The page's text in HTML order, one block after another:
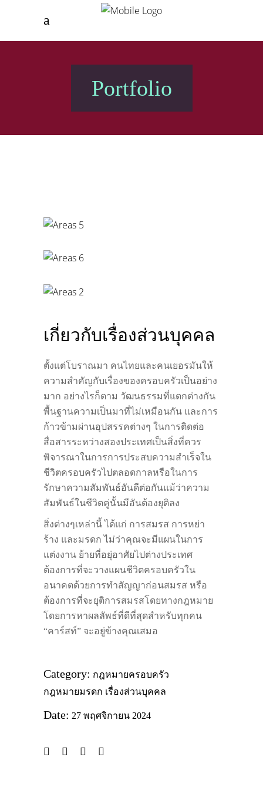
Portfolio
เกี่ยวกับเรื่องส่วนบุคคล
ตั้งแต่โบราณมา คนไทยและคนเยอรมันให้
ความสำคัญกับเรื่องของครอบครัวเป็นอย่าง
มาก อย่างไรก็ตาม วัฒนธรรมที่แตกต่างกัน
พื้นฐานความเป็นมาที่ไม่เหมือนกัน และการ
ก้าวข้ามผ่านอุปสรรคต่างๆ ในการติดต่อ
สื่อสารระหว่างสองประเทศเป็นสิ่งที่ควร
พิจารณาในการการประสบความสำเร็จใน
ชีวิตครอบครัวไปตลอดกาลหรือในการ
รักษาความสัมพันธ์อันดีต่อกันแม้ว่าความ
สัมพันธ์ในชีวิตคู่นั้นมีอันต้องยุติลง
สิ่งต่างๆเหล่านี้ ได้แก่ การสมรส การหย่า
ร้าง และมรดก ไม่ว่าคุณจะมีแผนในการ
แต่งงาน ย้ายที่อยุ่อาศัยไปต่างประเทศ
ต้องการที่จะวางแผนชีวิตครอบครัวใน
อนาคตด้วยการทำสัญญาก่อนสมรส หรือ
ต้องการที่จะยุติการสมรสโดยทางกฎหมาย
โดยการหาผลลัพธ์ที่ดีที่สุดสำหรับทุกคน
“คาร์สท์” จะอยู่ข้างคุณเสมอ
Category: กฎหมายครอบครัว
กฎหมายมรดก เรื่องส่วนบุคคล
Date: 27 พฤศจิกายน 2024